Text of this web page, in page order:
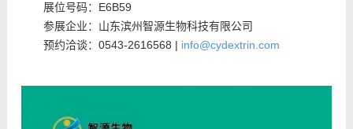
展位号码： E6B59
参展企业：山东滨州智源生物科技有限公司
预约洽谈： 0543-2616568 | info@cydextrin.com